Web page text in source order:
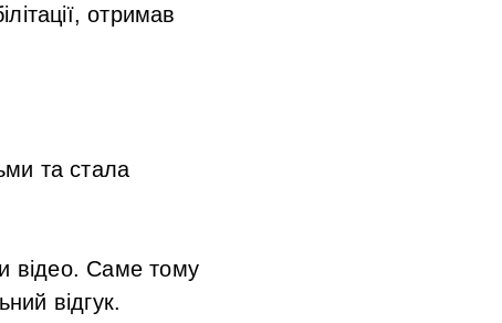
отримав
та стала
відео. Саме тому
відгук.